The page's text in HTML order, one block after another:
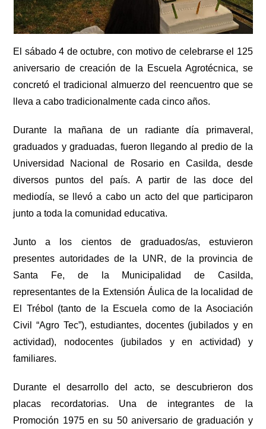
El sábado 4 de octubre, con motivo de celebrarse el 125
aniversario de creación de la Escuela Agrotécnica, se
concretó el tradicional almuerzo del reencuentro que se
lleva a cabo tradicionalmente cada cinco años.
Durante la mañana de un radiante día primaveral,
graduados y graduadas, fueron llegando al predio de la
Universidad Nacional de Rosario en Casilda, desde
diversos puntos del país. A partir de las doce del
mediodía, se llevó a cabo un acto del que participaron
junto a toda la comunidad educativa.
Junto a los cientos de graduados/as, estuvieron
presentes autoridades de la UNR, de la provincia de
Santa Fe, de la Municipalidad de Casilda,
representantes de la Extensión Áulica de la localidad de
El Trébol (tanto de la Escuela como de la Asociación
Civil “Agro Tec”), estudiantes, docentes (jubilados y en
actividad), nodocentes (jubilados y en actividad) y
familiares.
Durante el desarrollo del acto, se descubrieron dos
placas recordatorias. Una de integrantes de la
Promoción 1975 en su 50 aniversario de graduación y